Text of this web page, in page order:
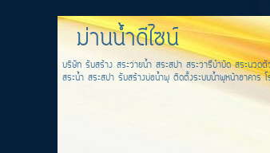
ม่านน้ำดีไซน์
บริษัท รับสร้าง สระว่ายน้ำ สระสปา สระวารีบำบัด สระนวด
สระน้ำ สระสปา รับสร้างบ่อน้ำพุ ติดตั้งระบบน้ำพุหน้าอาคาร